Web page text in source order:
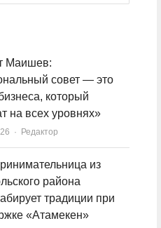
Маишев:
совет — это
который
на всех уровнях»
Author
Редактор
из
района
традиции при
«Атамекен»